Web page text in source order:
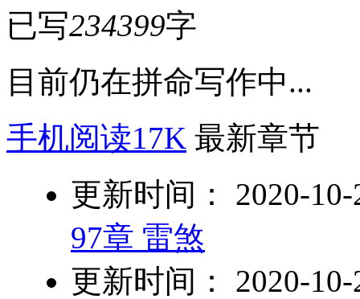
已写234399字
目前仍在拼命写作中...
手机阅读17K 最新章节
更新时间： 2020-
97章 雷煞
更新时间： 2020-